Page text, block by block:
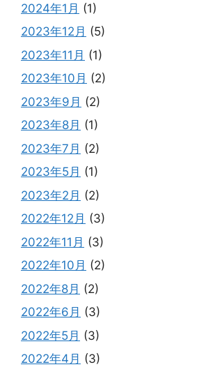
2024年1月 (1)
2023年12月 (5)
2023年11月 (1)
2023年10月 (2)
2023年9月 (2)
2023年8月 (1)
2023年7月 (2)
2023年5月 (1)
2023年2月 (2)
2022年12月 (3)
2022年11月 (3)
2022年10月 (2)
2022年8月 (2)
2022年6月 (3)
2022年5月 (3)
2022年4月 (3)